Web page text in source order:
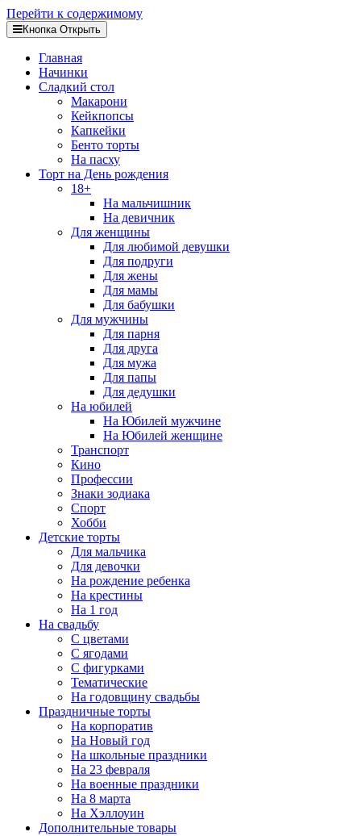
Перейти к содержимому
Кнопка Открыть
Главная
Начинки
Сладкий стол
Макарони
Кейкпопсы
Капкейки
Бенто торты
На пасху
Торт на День рождения
18+
На мальчишник
На девичник
Для женщины
Для любимой девушки
Для подруги
Для жены
Для мамы
Для бабушки
Для мужчины
Для парня
Для друга
Для мужа
Для папы
Для дедушки
На юбилей
На Юбилей мужчине
На Юбилей женщине
Транспорт
Кино
Профессии
Знаки зодиака
Спорт
Хобби
Детские торты
Для мальчика
Для девочки
На рождение ребенка
На крестины
На 1 год
На свадьбу
С цветами
С ягодами
С фигурками
Тематические
На годовщину свадьбы
Праздничные торты
На корпоратив
На Новый год
На школьные праздники
На 23 февраля
На военные праздники
На 8 марта
На Хэллоуин
Дополнительные товары